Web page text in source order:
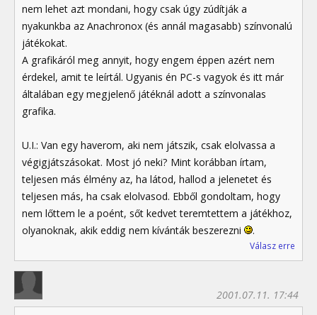
nem lehet azt mondani, hogy csak úgy zúdítják a
nyakunkba az Anachronox (és annál magasabb) színvonalú
játékokat.
A grafikáról meg annyit, hogy engem éppen azért nem
érdekel, amit te leírtál. Ugyanis én PC-s vagyok és itt már
általában egy megjelenő játéknál adott a színvonalas
grafika.
U.I.: Van egy haverom, aki nem játszik, csak elolvassa a
végigjátszásokat. Most jó neki? Mint korábban írtam,
teljesen más élmény az, ha látod, hallod a jelenetet és
teljesen más, ha csak elolvasod. Ebből gondoltam, hogy
nem lőttem le a poént, sőt kedvet teremtettem a játékhoz,
olyanoknak, akik eddig nem kívánták beszerezni
.
Válasz erre
2001.07.11. 17:44